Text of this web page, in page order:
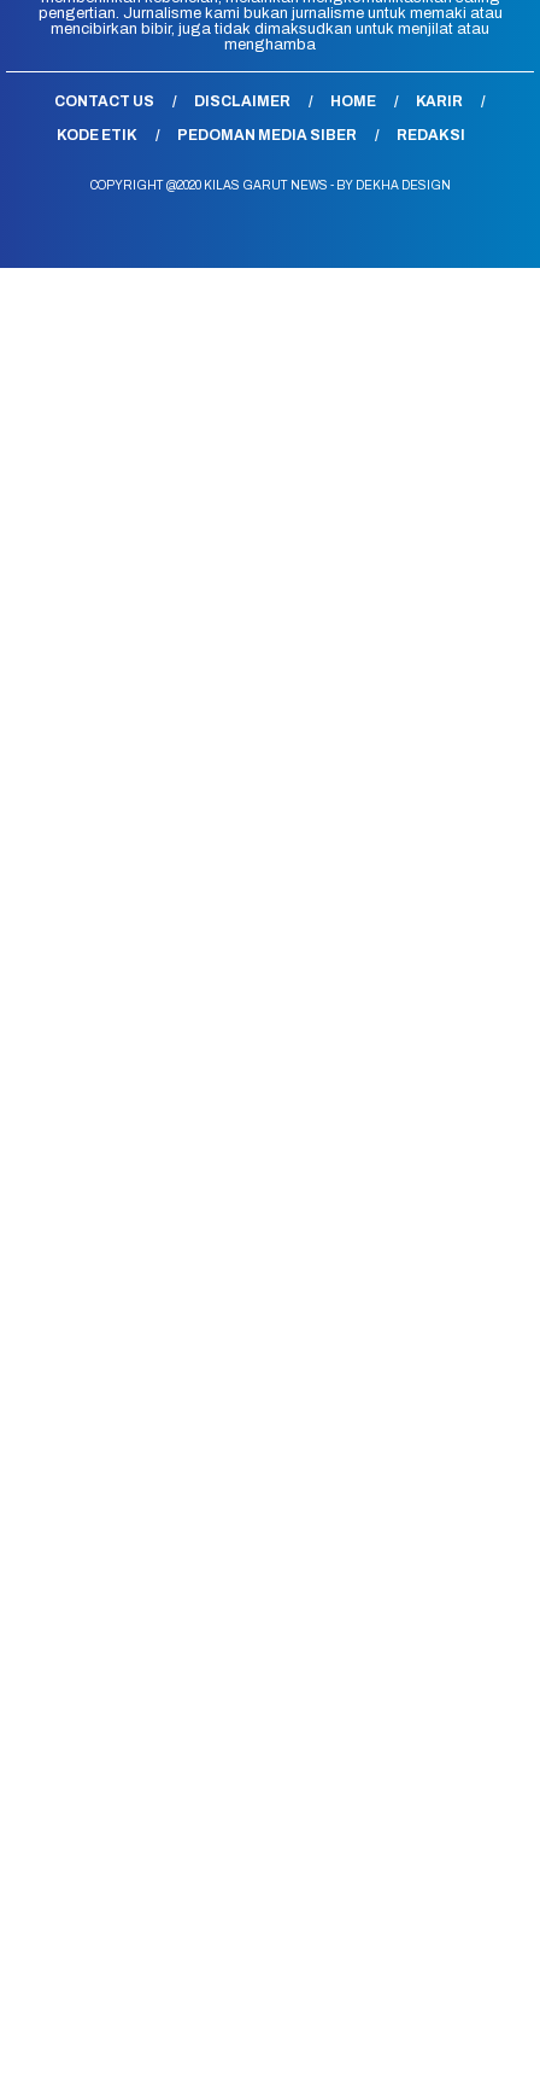
pengertian. Jurnalisme kami bukan jurnalisme untuk memaki atau
mencibirkan bibir, juga tidak dimaksudkan untuk menjilat atau
menghamba
CONTACT US DISCLAIMER HOME
KARIR
KODE ETIK
PEDOMAN MEDIA SIBER REDAKSI
COPYRIGHT @2020 KILAS GARUT NEWS - BY DEKHA DESIGN